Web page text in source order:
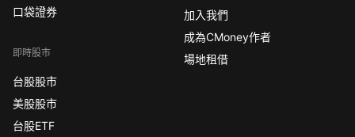
口袋證券
即時股市
台股股市
美股股市
台股ETF
加入我們
成為CMoney作者
場地租借